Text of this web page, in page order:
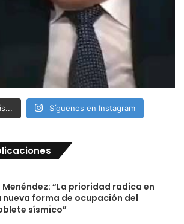
Síguenos en Instagram
“La prioridad radica en
forma de ocupación del
sísmico”